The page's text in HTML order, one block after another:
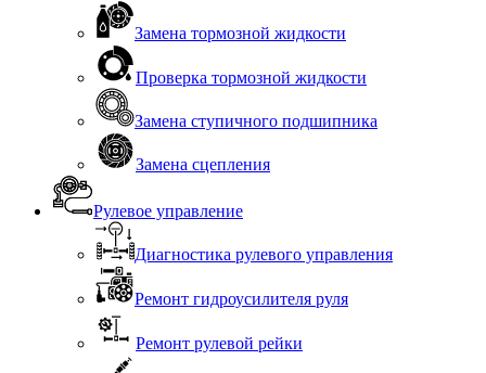
Замена тормозной жидкости
Проверка тормозной жидкости
Замена ступичного подшипника
Замена сцепления
Рулевое управление
Диагностика рулевого управления
Ремонт гидроусилителя руля
Ремонт рулевой рейки